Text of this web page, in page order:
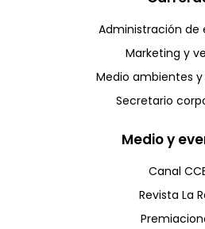
Administración de
Marketing y
Medio ambientes
Secretario
Medio y
Canal
Revista La